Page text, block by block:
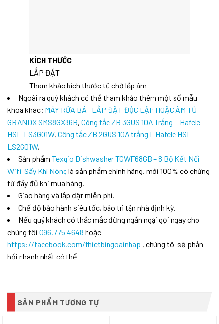
KÍCH THƯỚC
LẮP ĐẶT
Tham khảo kích thước tủ chờ lắp âm
Ngoài ra quý khách có thể tham khảo thêm một số mẫu
khóa khác: MÁY RỬA BÁT LẮP ĐẶT ĐỘC LẬP HOẶC ÂM TỦ
GRANDX SMS8GX86B, Công tắc ZB 3GUS 10A Trắng L Hafele
HSL-LS3G01W, Công tắc ZB 2GUS 10A trắng L Hafele HSL-
LS2G01W,
Sản phẩm Texgio Dishwasher TGWF68GB – 8 Bộ Kết Nối
Wifi, Sấy Khí Nóng là sản phẩm chính hãng, mới 100% có chứng
từ đầy đủ khi mua hàng.
Giao hàng và lắp đặt miễn phí.
Chế độ bảo hành siêu tốc, bảo trì tận nhà định kỳ.
Nếu quý khách có thắc mắc đừng ngần ngại gọi ngay cho
chúng tôi 096.775.4648 hoặc
https://facebook.com/thietbingoainhap , chúng tôi sẽ phản
hồi nhanh nhất có thể.
SẢN PHẨM TƯƠNG TỰ